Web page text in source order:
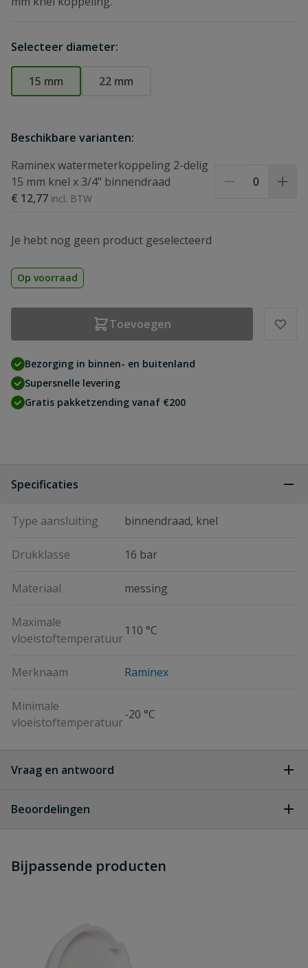
Selecteer diameter:
15 mm 22 mm
Beschikbare varianten:
Raminex watermeterkoppeling 2-delig
15 mm knel x 3/4" binnendraad
€ 12,77
Je hebt nog geen product geselecteerd
Op voorraad
Toevoegen
Bezorging in binnen- en buitenland
Supersnelle levering
Gratis pakketzending vanaf €200
Specificaties
Type aansluiting binnendraad, knel
Drukklasse 16 bar
Materiaal messing
Maximale
vloeistoftemperatuur
110 °C
Merknaam Raminex
Minimale
vloeistoftemperatuur
-20 °C
Vraag en antwoord
dit product?
Beoordelingen
Schrijf zelf een beoordeling
Uw waardering:
Bijpassende producten